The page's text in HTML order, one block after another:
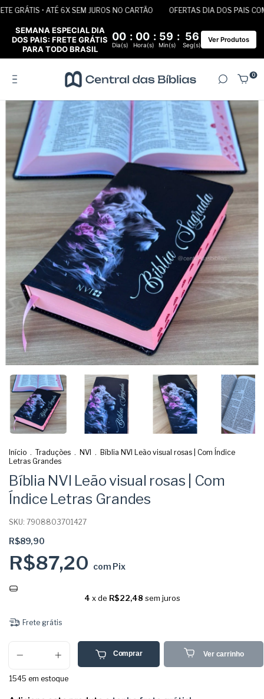
• ATÉ 6X SEM JUROS NO CARTÃO OFERTAS DIA DOS PAIS COM
SEMANA ESPECIAL DIA
DOS PAIS: FRETE GRÁTIS
PARA TODO BRASIL
00 : 00 : 59 : 55
Dia(s) Hora(s) Min(s) Seg(s)
Ver Produtos
0
Início . Traduções . NVI . Bíblia NVI Leão visual rosas | Com Índice
Letras Grandes
Bíblia NVI Leão visual rosas | Com
Índice Letras Grandes
SKU: 7908803701427
R$89,90
R$87,20 com Pix
4 x de R$22,48 sem juros
Frete grátis
1545 em estoque
Comprar Ver carrinho